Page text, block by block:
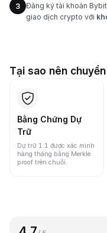
3
Đăng ký tài khoản
giao dịch crypto với
Tại sao nên
Bằng Chứng Dự
Trữ
Dự trữ 1:1 được xác minh
hàng tháng bằng Merkle
proof trên chuỗi.